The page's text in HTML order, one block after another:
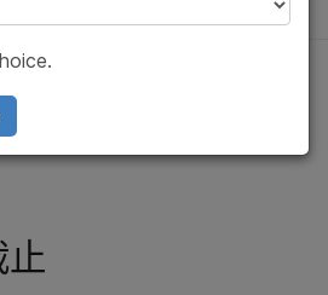
DNA 变异检测，推动癌症研究发
止